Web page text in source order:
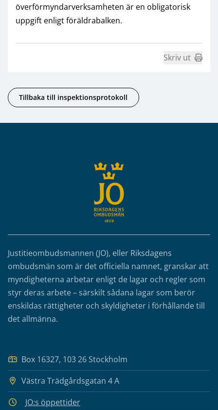
överförmyndarverksamheten är en obligatorisk
uppgift enligt föräldrabalken.
Skriv ut
Tillbaka till inspektionsprotokoll
Justitieombudsmannen (JO), eller Riksdagens
ombudsmän som är det officiella namnet, granskar att
myndigheterna arbetar enligt de lagar och regler som
styr deras arbete – särskilt sådana lagar som berör
enskildas rättigheter och skyldigheter i förhållande till
det allmänna.
Box 16327, 103 26 Stockholm
Västra Trädgårdsgatan 4 A
JO:s öppettider